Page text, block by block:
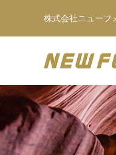
株式会社ニュー